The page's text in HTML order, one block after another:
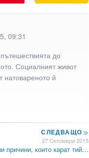
09:31
до
Социалният живот
натовареното й
СЛЕДВАЩО>>
27 Октомври 2015
причини, които карат тий…